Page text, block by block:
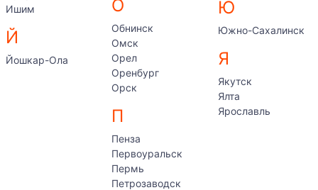
Ишим
Й
Йошкар-Ола
О
Обнинск
Омск
Орел
Оренбург
Орск
П
Пенза
Первоуральск
Пермь
Петрозаводск
Ю
Южно-Сахалинск
Я
Якутск
Ялта
Ярославль